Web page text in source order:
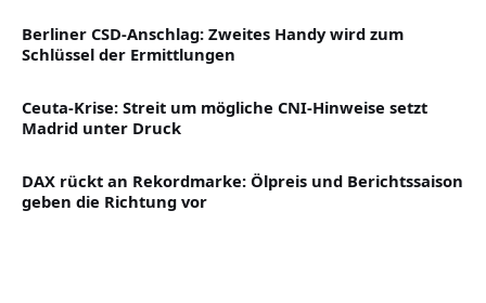
Berliner CSD-Anschlag: Zweites Handy wird zum
Schlüssel der Ermittlungen
Ceuta-Krise: Streit um mögliche CNI-Hinweise setzt
Madrid unter Druck
DAX rückt an Rekordmarke: Ölpreis und Berichtssaison
geben die Richtung vor